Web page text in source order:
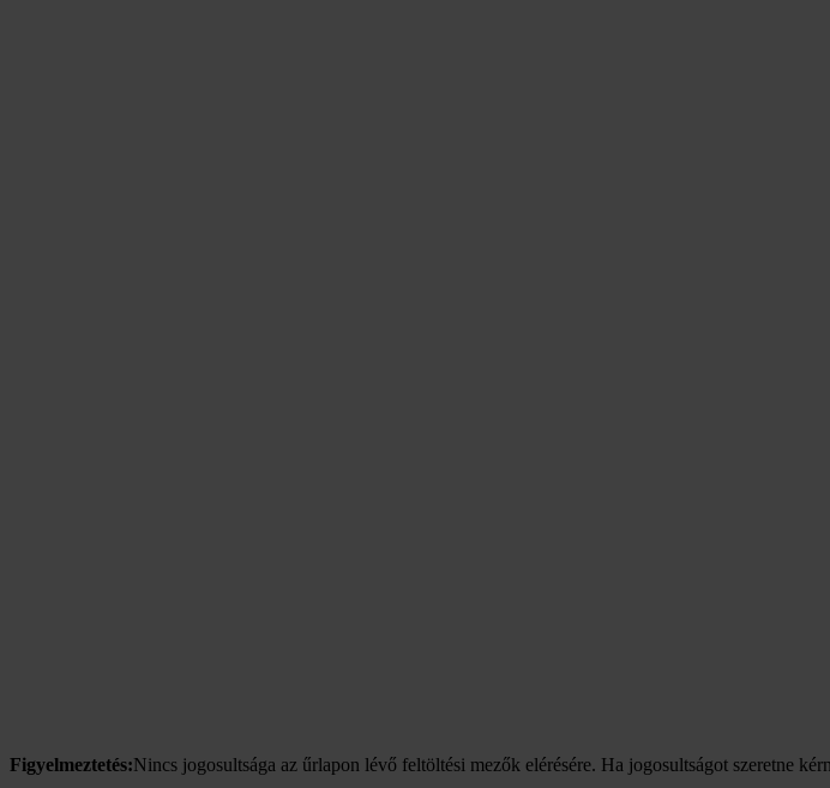
Figyelmeztetés:Nincs jogosultsága az űrlapon lévő feltöltési mezők elérésére. Ha jogosultságot szeretne